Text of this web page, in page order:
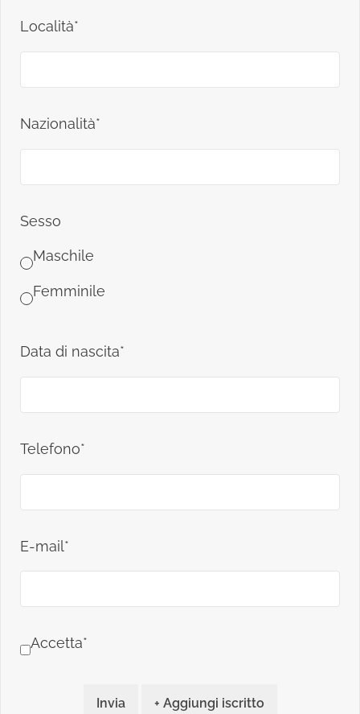
Località*
Nazionalità*
Sesso
Maschile
Femminile
Data di nascita*
Telefono*
E-mail*
Accetta*
Invia + Aggiungi iscritto